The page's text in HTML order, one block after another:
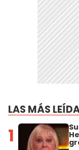
LAS MÁS
1